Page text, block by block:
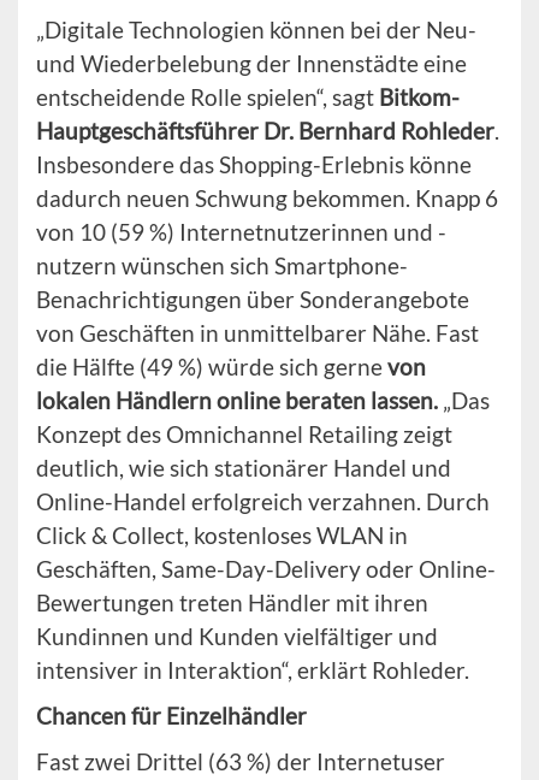
„Digitale Technologien können bei der Neu-
und Wiederbelebung der Innenstädte eine
entscheidende Rolle spielen“, sagt Bitkom-
Hauptgeschäftsführer Dr. Bernhard Rohleder.
Insbesondere das Shopping-Erlebnis könne
dadurch neuen Schwung bekommen. Knapp 6
von 10 (59 %) Internetnutzerinnen und -
nutzern wünschen sich Smartphone-
Benachrichtigungen über Sonderangebote
von Geschäften in unmittelbarer Nähe. Fast
die Hälfte (49 %) würde sich gernevon
lokalen Händlern online beraten lassen. „Das
Konzept des Omnichannel Retailing zeigt
deutlich, wie sich stationärer Handel und
Online-Handel erfolgreich verzahnen. Durch
Click & Collect, kostenloses WLAN in
Geschäften, Same-Day-Delivery oder Online-
Bewertungen treten Händler mit ihren
Kundinnen und Kunden vielfältiger und
intensiver in Interaktion“, erklärt Rohleder.
Chancen für Einzelhändler
Fast zwei Drittel (63 %) der Internetuser